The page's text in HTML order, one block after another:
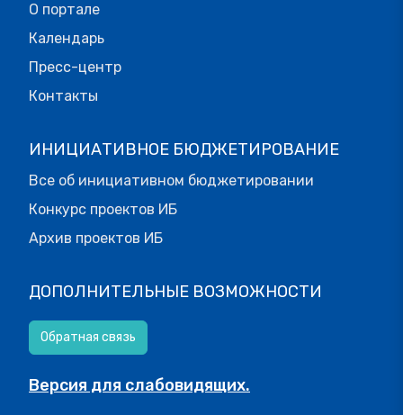
О портале
Календарь
Пресс-центр
Контакты
ИНИЦИАТИВНОЕ БЮДЖЕТИРОВАНИЕ
Все об инициативном бюджетировании
Конкурс проектов ИБ
Архив проектов ИБ
ДОПОЛНИТЕЛЬНЫЕ ВОЗМОЖНОСТИ
Обратная связь
Версия для слабовидящих.